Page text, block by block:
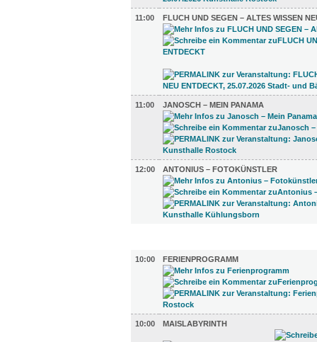
11:00 FLUCH UND SEGEN – ALTES WISSEN
11:00 JANOSCH – MEIN PANAMA
12:00 ANTONIUS – FOTOKÜNSTLER
10:00
FERIENPROGRAMM
10:00 MAISLABYRINTH